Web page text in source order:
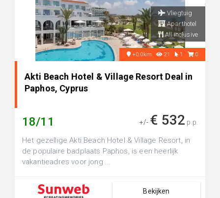
Vliegtuig
Aparthotel
All inclusive
+0.0km 21 1 0
Akti Beach Hotel & Village Resort Deal in
Paphos, Cyprus
18/11 +/- € 532 p.p.
Het gezellige Akti Beach Hotel & Village Resort, in
de populaire badplaats Paphos, is een heerlijk
vakantieadres voor jong ...
Bekijken